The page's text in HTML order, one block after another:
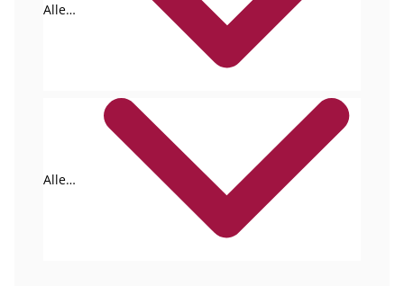
Alle
Alle